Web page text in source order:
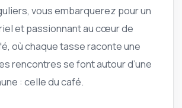
vous embarquerez pour un
et passionnant au cœur de
où chaque tasse raconte une
rencontres se font autour d’une
: celle du café.